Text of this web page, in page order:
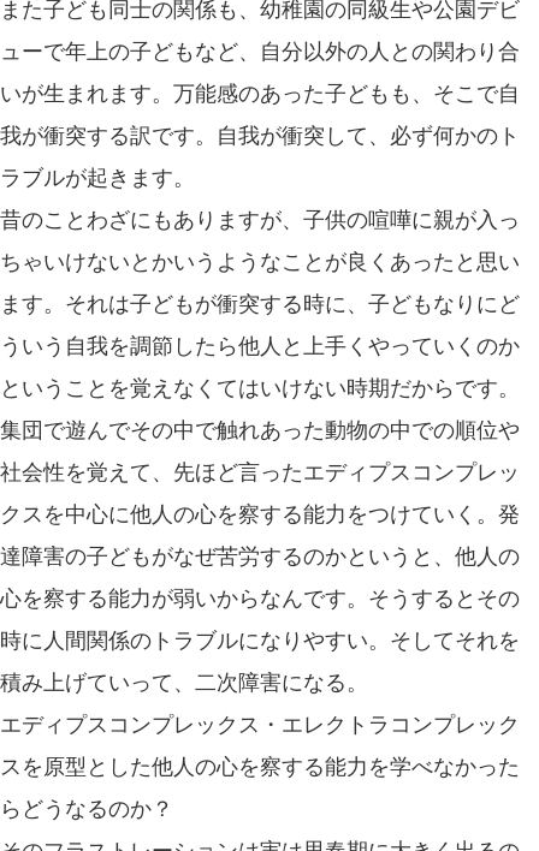
また子ども同士の関係も、幼稚園の同級生や公園デビ
ューで年上の子どもなど、自分以外の人との関わり合
いが生まれます。万能感のあった子どもも、そこで自
我が衝突する訳です。自我が衝突して、必ず何かのト
ラブルが起きます。
昔のことわざにもありますが、子供の喧嘩に親が入っ
ちゃいけないとかいうようなことが良くあったと思い
ます。それは子どもが衝突する時に、子どもなりにど
ういう自我を調節したら他人と上手くやっていくのか
ということを覚えなくてはいけない時期だからです。
集団で遊んでその中で触れあった動物の中での順位や
社会性を覚えて、先ほど言ったエディプスコンプレッ
クスを中心に他人の心を察する能力をつけていく。発
達障害の子どもがなぜ苦労するのかというと、他人の
心を察する能力が弱いからなんです。そうするとその
時に人間関係のトラブルになりやすい。そしてそれを
積み上げていって、二次障害になる。
エディプスコンプレックス・エレクトラコンプレック
スを原型とした他人の心を察する能力を学べなかった
らどうなるのか？